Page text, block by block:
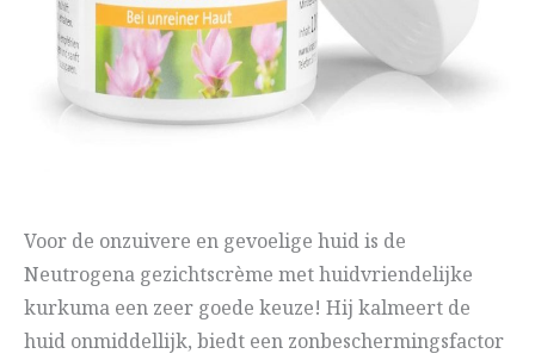
Voor de onzuivere en gevoelige huid is de
Neutrogena gezichtscrème met huidvriendelijke
kurkuma een zeer goede keuze! Hij kalmeert de
huid onmiddellijk, biedt een zonbeschermingsfactor